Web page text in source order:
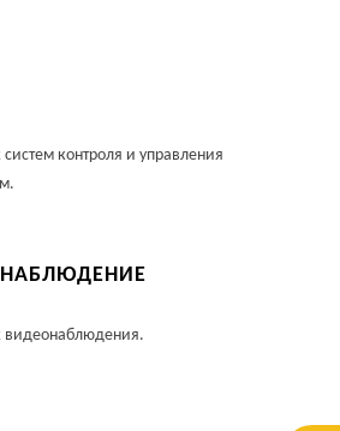
контроля и управления